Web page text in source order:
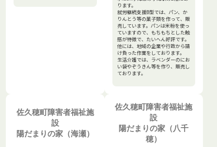
ります。
就労継続支援B型では、パン、か
りんとう等の菓子類を作って、販
売しています。パンは米粉を使っ
ていますので、もちもちとした触
感が特徴で、たいへん好評です。
他には、地域の企業や行政から請
け負った作業をしております。
生活介護では、ラベンダーのにお
い袋やぞうきん等を作り、販売し
ております。
佐久穂町障害者福祉施
設
陽だまりの家（海瀬）
佐久穂町障害者福祉施
設
陽だまりの家（八千
穂）